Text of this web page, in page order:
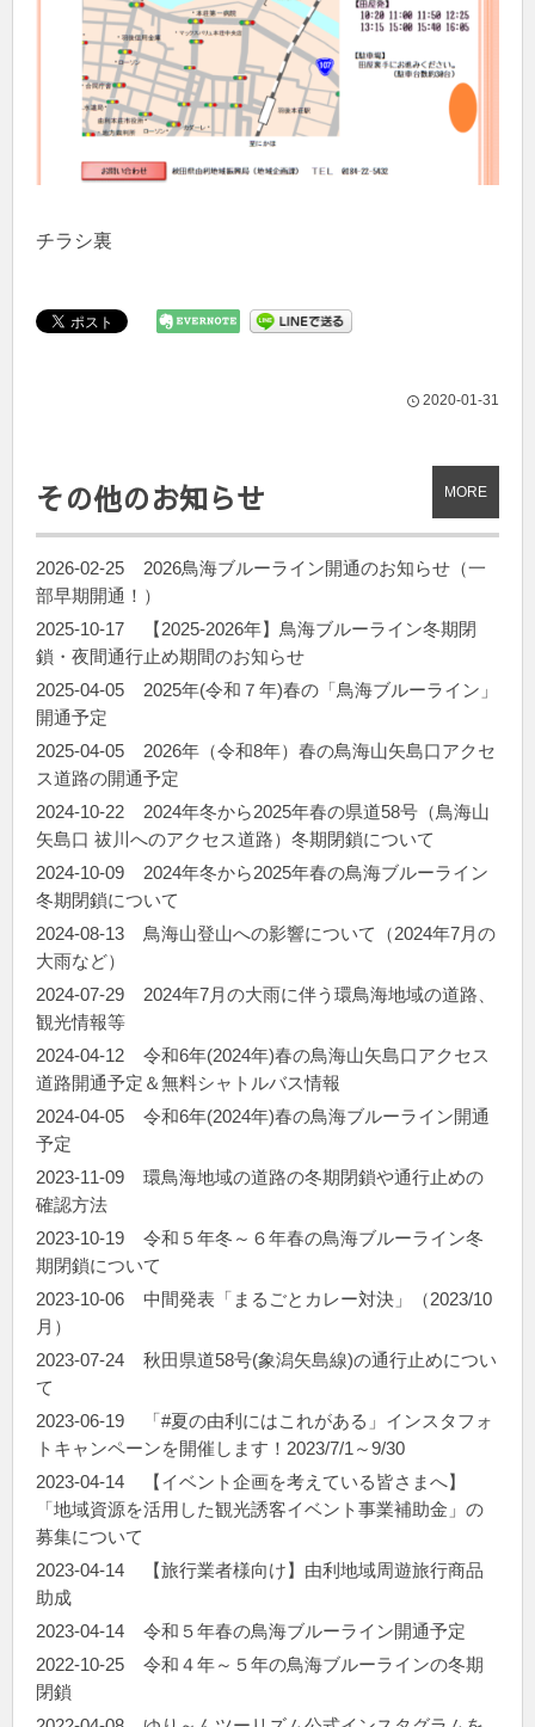
チラシ裏
2020-01-31
その他のお知らせ
2026-02-25
2026鳥海ブルーライン開通のお知らせ（一
部早期開通！）
2025-10-17
【2025-2026年】鳥海ブルーライン冬期閉
鎖・夜間通行止め期間のお知らせ
2025-04-05
2025年(令和７年)春の「鳥海ブルーライン」
開通予定
2025-04-05
2026年（令和8年）春の鳥海山矢島口アクセ
ス道路の開通予定
2024-10-22
2024年冬から2025年春の県道58号（鳥海山
矢島口 祓川へのアクセス道路）冬期閉鎖について
2024-10-09
2024年冬から2025年春の鳥海ブルーライン
冬期閉鎖について
2024-08-13
鳥海山登山への影響について（2024年7月の
大雨など）
2024-07-29
2024年7月の大雨に伴う環鳥海地域の道路、
観光情報等
2024-04-12
令和6年(2024年)春の鳥海山矢島口アクセス
道路開通予定＆無料シャトルバス情報
2024-04-05
令和6年(2024年)春の鳥海ブルーライン開通
予定
2023-11-09
環鳥海地域の道路の冬期閉鎖や通行止めの
確認方法
2023-10-19
令和５年冬～６年春の鳥海ブルーライン冬
期閉鎖について
2023-10-06
中間発表「まるごとカレー対決」（2023/10
月）
2023-07-24
秋田県道58号(象潟矢島線)の通行止めについ
て
2023-06-19
「#夏の由利にはこれがある」インスタフォ
トキャンペーンを開催します！2023/7/1～9/30
2023-04-14
【イベント企画を考えている皆さまへ】
「地域資源を活用した観光誘客イベント事業補助金」の
募集について
2023-04-14
【旅行業者様向け】由利地域周遊旅行商品
助成
2023-04-14
令和５年春の鳥海ブルーライン開通予定
2022-10-25
令和４年～５年の鳥海ブルーラインの冬期
閉鎖
MORE